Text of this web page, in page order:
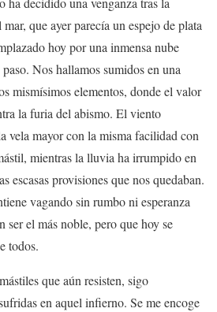
que ayer parecía un espejo de plata
hoy por una inmensa nube
Nos hallamos sumidos en una
mismísimos elementos, donde el valor
la furia del abismo. El viento
vela mayor con la misma facilidad con
mientras la lluvia ha irrumpido en
escasas provisiones que nos quedaban.
vagando sin rumbo ni esperanza
ser el más noble, pero que hoy se
todos.
que aún resisten, sigo
en aquel infierno. Se me encoge